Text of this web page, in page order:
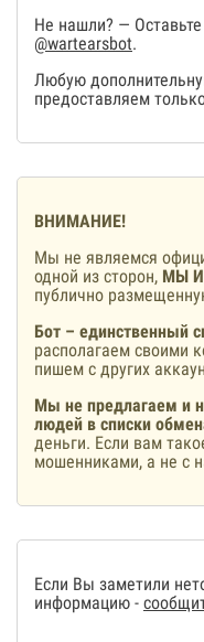
Не нашли? —
@wartearsbot.
Любую
предоставляем
ВНИМАНИЕ!
Мы не являемся
одной из сторон, МЫ
публично
Бот – единственный
располагаем своими
пишем с других
Мы не предлагаем и
людей в списки
деньги. Если вам
мошенниками, а не с
Если Вы заметили
информацию -